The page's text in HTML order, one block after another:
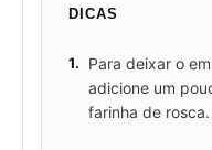
DICAS
1.
Para deixar o
adicione um
farinha de rosca.